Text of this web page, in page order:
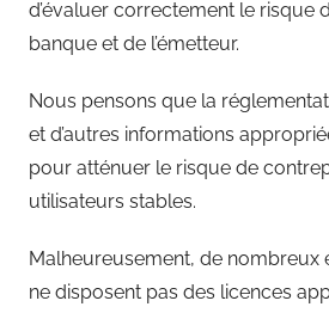
d’évaluer correctement le risque
banque et de l’émetteur.
Nous pensons que la
et d’autres informations
pour atténuer le risque de
utilisateurs stables.
Malheureusement, de nombreux
ne disposent pas des licences